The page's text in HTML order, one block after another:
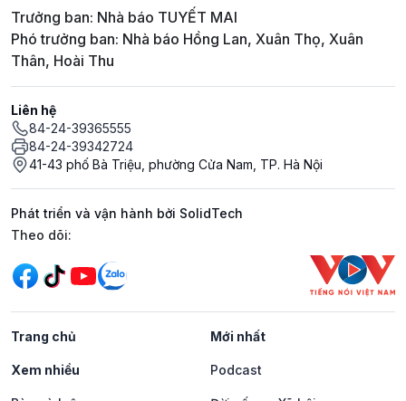
Trưởng ban: Nhà báo TUYẾT MAI
Phó trưởng ban: Nhà báo Hồng Lan, Xuân Thọ, Xuân
Thân, Hoài Thu
Liên hệ
84-24-39365555
84-24-39342724
41-43 phố Bà Triệu, phường Cửa Nam, TP. Hà Nội
Phát triển và vận hành bởi SolidTech
Mạng xã hội
Theo dõi:
Trang chủ Mới nhất
Xem nhiều Podcast